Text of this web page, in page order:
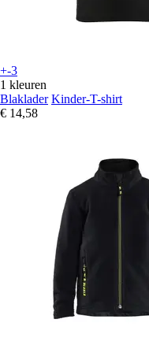
+-3
1 kleuren
Blaklader Kinder-T-shirt
€ 14,58